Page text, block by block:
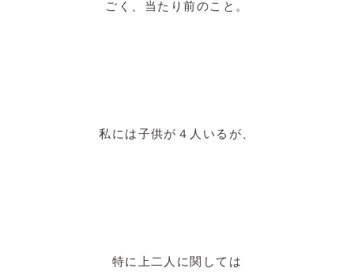
ごく、当たり前のこと。
私には子供が４人いるが、
特に上二人に関しては